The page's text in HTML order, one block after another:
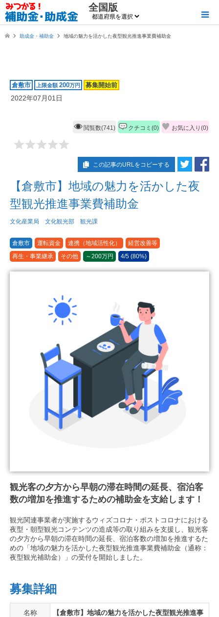
全国版
助成金・補助金 地域の魅力を活かした夜型観光推進事業費補助金
倉敷市 上限金額 200万円 募集開始前
2022年07月01日
閲覧数(741) クチコミ(0) お気に入り(0)
この記事のURLをコピーする
【倉敷市】地域の魅力を活かした夜
型観光推進事業費補助金
文化産業局 文化観光部 観光課
倉敷市 運転資金 連携（地域活性化）
経営改善等
再生・事業継承
その他 ～200万円 4/5 (80%)
観光客の夕方から早朝の滞在時間の延長、宿泊客
数の増加を推進するための補助金を支給します！
観光関連事業者が実施するウィズコロナ・ポストコロナにおける
夜型・朝型観光コンテンツの造成等の取り組みを支援し、観光客
の夕方から早朝の滞在時間の延長、宿泊客数の増加を推進するた
めの「地域の魅力を活かした夜型観光推進事業費補助金（通称：
夜型観光補助金）」の受付を開始しました。
募集詳細
名称
【倉敷市】地域の魅力を活かした夜型観光推進事